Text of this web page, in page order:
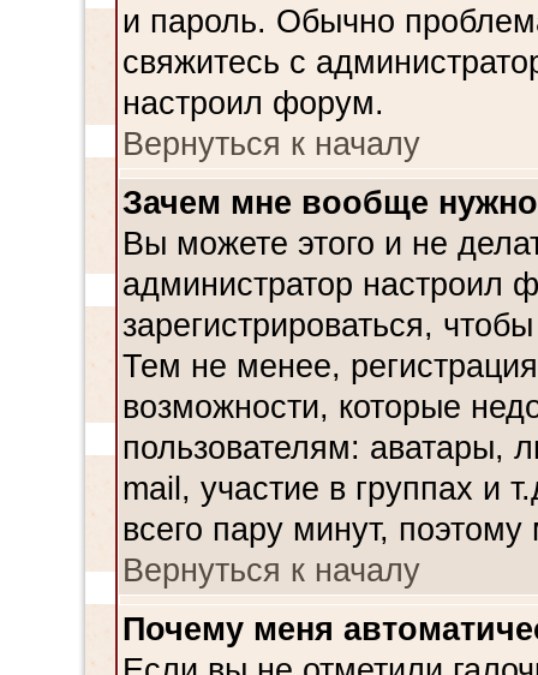
и пароль. Обычно
свяжитесь с
настроил форум.
Вернуться к началу
Зачем мне вообще
Вы можете этого и не
администратор настроил
зарегистрироваться,
Тем не менее,
возможности, которые
пользователям: аватары,
mail, участие в группах и
всего пару минут,
Вернуться к началу
Почему меня